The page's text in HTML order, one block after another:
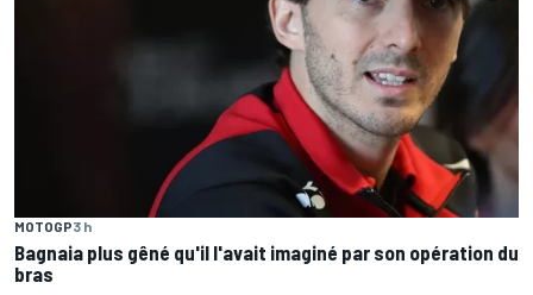
MOTOGP3 h
Bagnaia plus gêné qu'il l'avait imaginé par son opération du
bras